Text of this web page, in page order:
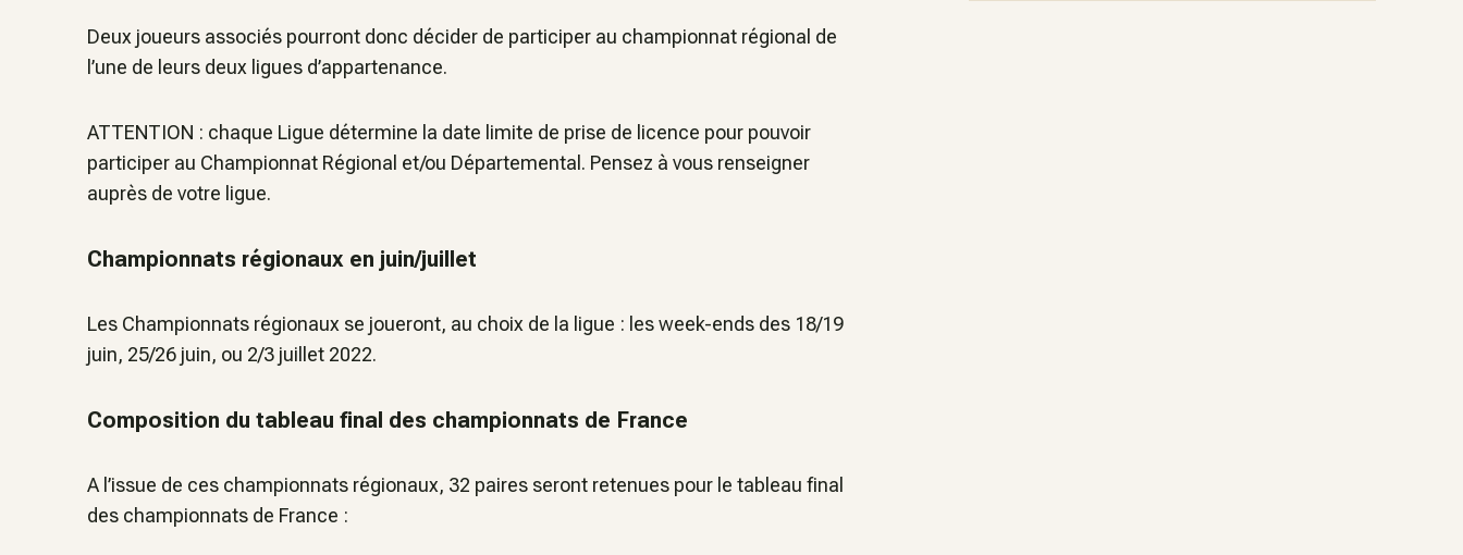
Deux joueurs associés pourront donc décider de participer au championnat régional de
l’une de leurs deux ligues d’appartenance.
ATTENTION : chaque Ligue détermine la date limite de prise de licence pour pouvoir
participer au Championnat Régional et/ou Départemental. Pensez à vous renseigner
auprès de votre ligue.
Championnats régionaux en juin/juillet
Les Championnats régionaux se joueront, au choix de la ligue : les week-ends des 18/19
juin, 25/26 juin, ou 2/3 juillet 2022.
Composition du tableau final des championnats de France
A l’issue de ces championnats régionaux, 32 paires seront retenues pour le tableau final
des championnats de France :